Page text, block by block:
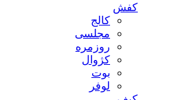
کفش
کالج
مجلسی
روزمره
کژوال
بوت
لوفر